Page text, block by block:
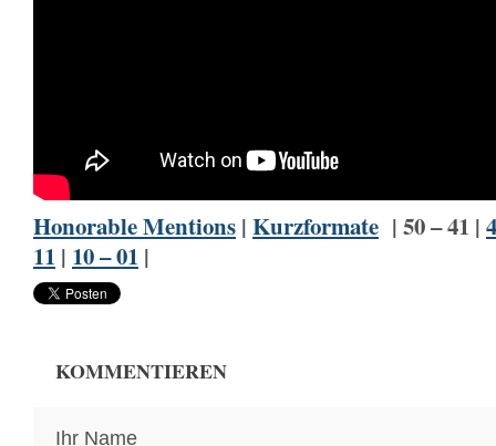
Honorable Mentions | Kurzformate | 50 – 41 |
11 | 10 – 01 |
KOMMENTIEREN
Ihr Name